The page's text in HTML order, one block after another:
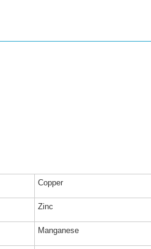
Copper
Zinc
Manganese